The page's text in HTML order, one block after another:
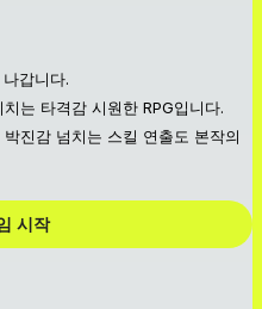
갑니다.
는 타격감 시원한 RPG입니다.
진감 넘치는 스킬 연출도 본작의
시작